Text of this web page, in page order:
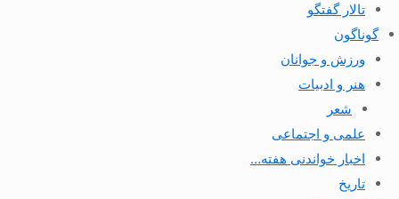
تالار گفتگو
گوناگون
ورزش و جوانان
هنر و ادبیات
شعر
علمی و اجتماعی
اخبار خواندنی هفته…
تاریخ